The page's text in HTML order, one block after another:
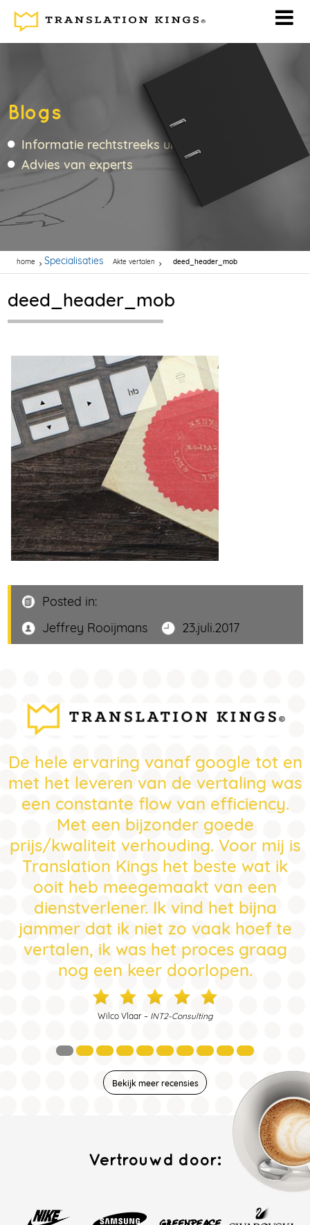
Blogs
Informatie rechtstreeks uit de vertaalbranche
Advies van experts
home Specialisaties Akte vertalen deed_header_mob
deed_header_mob
Posted in:
Jeffrey Rooijmans
23.juli.2017
De hele ervaring vanaf google tot en
met het leveren van de vertaling was
een constante flow van efficiency.
Met een bijzonder goede
prijs/kwaliteit verhouding. Voor mij is
Translation Kings het beste wat ik
ooit heb meegemaakt van een
dienstverlener. Ik vind het bijna
jammer dat ik niet zo vaak hoef te
vertalen, ik was het proces graag
nog een keer doorlopen.
Wilco Vlaar – INT2-Consulting
Bekijk meer recensies
Vertrouwd door: